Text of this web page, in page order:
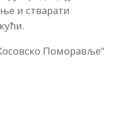
и стварати
Поморавље“